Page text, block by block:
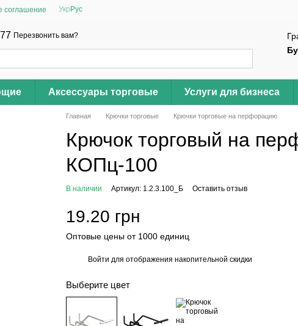
соглашение Укр Рус
Перезвонить вам?
Аксессуары торговые Услуги для бизнеса
Главная Крючки торговые Крючки торговые на перфорацию
Крючок торговый на
КОПц-100
В наличии Артикул: 1.2.3.100_Б Оставить отзыв
19.20 грн
Оптовые цены от 1000 единиц
Войти для отображения накопительной скидки
Выберите цвет